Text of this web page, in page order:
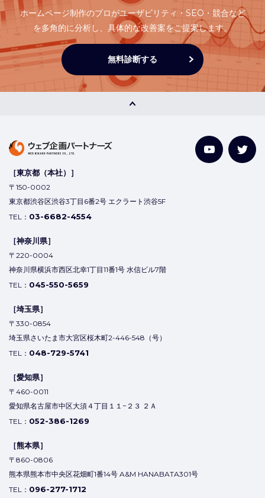
ホームページ制作のプロがユーザビリティ・SEO・競合など
を多角的に分析し、 具体的な改善案をご提案します。
無料診断する
［東京都（本社）］
〒150-0002
東京都渋谷区渋谷3丁目6番2号 エクラート渋谷5F
TEL： 03-6682-4554
［神奈川県］
〒220-0004
神奈川県横浜市西区北幸1丁目11番1号 水信ビル7階
TEL： 045-550-5659
［埼玉県］
〒330-0854
埼玉県さいたま市大宮区桜木町2-446-548（号）
TEL： 048-729-5741
［愛知県］
〒460-0011
愛知県名古屋市中区大須４丁目１１−２３ ２Ａ
TEL： 052-386-1269
［熊本県］
〒860-0806
熊本県熊本市中央区花畑町1番14号 A&M HANABATA301号
TEL： 096-277-1712